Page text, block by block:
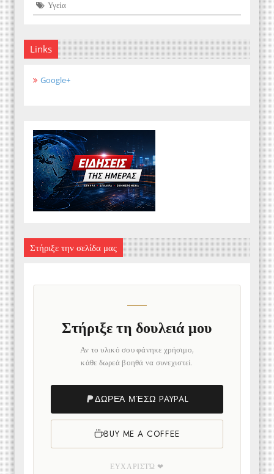
Υγεία
Links
Google+
Στήριξε την σελίδα μας
Στήριξε τη δουλειά μου
Αν το υλικό σου φάνηκε χρήσιμο,
κάθε δωρεά βοηθά να συνεχιστεί.
ΔΩΡΕΆ ΜΈΣΩ PAYPAL
BUY ME A COFFEE
ΕΥΧΑΡΙΣΤΏ ❤